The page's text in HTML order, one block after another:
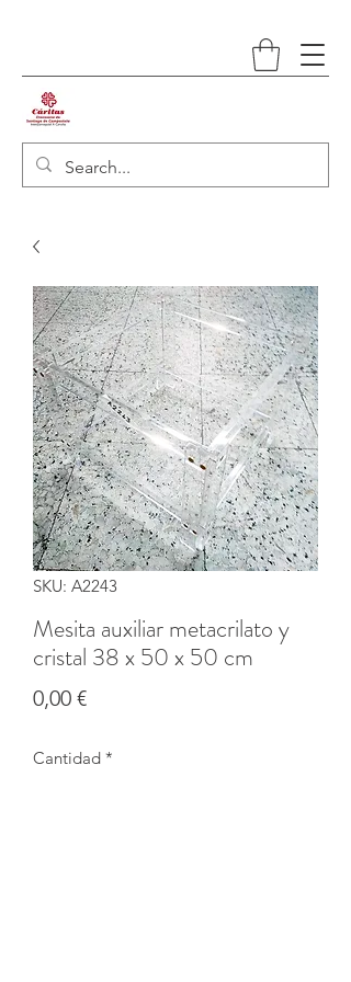
SKU: A2243
Mesita auxiliar metacrilato y
cristal 38 x 50 x 50 cm
0,00 €Precio
Cantidad *